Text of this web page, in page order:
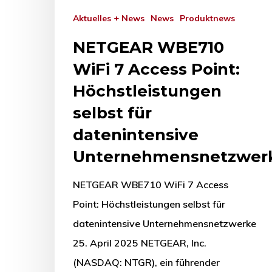
Aktuelles + News News Produktnews
NETGEAR WBE710
WiFi 7 Access Point:
Höchstleistungen
selbst für
datenintensive
NETGEAR WBE710 WiFi 7 Access
Point: Höchstleistungen selbst für
datenintensive Unternehmensnetzwerke
25. April 2025 NETGEAR, Inc.
(NASDAQ: NTGR), ein führender